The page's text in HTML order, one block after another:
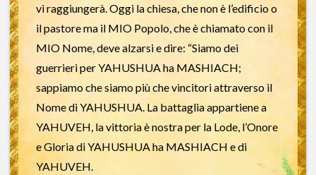
vi raggiungerà. Oggi la chiesa, che non è l’edificio o
il pastore ma il MIO Popolo, che è chiamato con il
MIO Nome, deve alzarsi e dire: “Siamo dei
guerrieri per YAHUSHUA ha MASHIACH;
sappiamo che siamo più che vincitori attraverso il
Nome di YAHUSHUA. La battaglia appartiene a
YAHUVEH, la vittoria è nostra per la Lode, l’Onore
e Gloria di YAHUSHUA ha MASHIACH e di
YAHUVEH.